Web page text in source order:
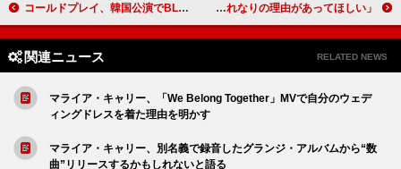
コールドプレイ、韓国公演でBLACKPINKロゼと「APT.」披露 ベンソン・ブーン、自分を嫌う人々について投稿「少なくともそれなりの理由があってほしい」
関連ニュース RELATED NEWS
マライア・キャリー、「We Belong Together」MVで自分のウェデ
ィングドレスを着た理由を明かす
マライア・キャリー、別名義で録音したグランジ・アルバムから“数
曲”リリースするかもしれないと語る